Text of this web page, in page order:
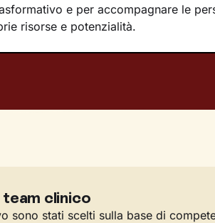
e per accompagnare le
risorse e potenzialità.
clinico
sono stati scelti sulla base di